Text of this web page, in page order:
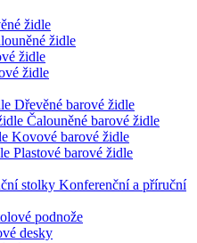
židle
židle
židle
židle
Dřevěné barové židle
Čalouněné barové židle
Kovové barové židle
Plastové barové židle
Konferenční a příruční
podnože
desky